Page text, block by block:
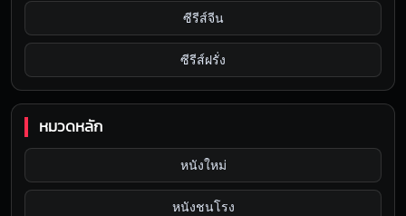
ซีรีส์จีน
ซีรีส์ฝรั่ง
หมวดหลัก
หนังใหม่
หนังชนโรง